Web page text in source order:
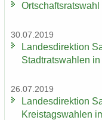
30.07.2019
Lan­des­di­rek­ti­on
Stadt­rats­wah­len
26.07.2019
Lan­des­di­rek­ti­on
Kreis­tags­wah­len